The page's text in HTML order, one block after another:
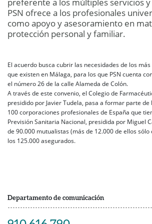
preferente a los múltiples servicios
PSN ofrece a los profesionales
como apoyo y asesoramiento en
protección personal y familiar.
El acuerdo busca cubrir las necesidades de los
que existen en Málaga, para los que PSN cuenta
el número 26 de la calle Alameda de Colón.
A través de este convenio, el Colegio de
presidido por Javier Tudela, pasa a formar parte
100 corporaciones profesionales de España que
Previsión Sanitaria Nacional, presidida por Miguel
de 90.000 mutualistas (más de 12.000 de ellos sólo
los 125.000 asegurados.
Departamento de comunicación